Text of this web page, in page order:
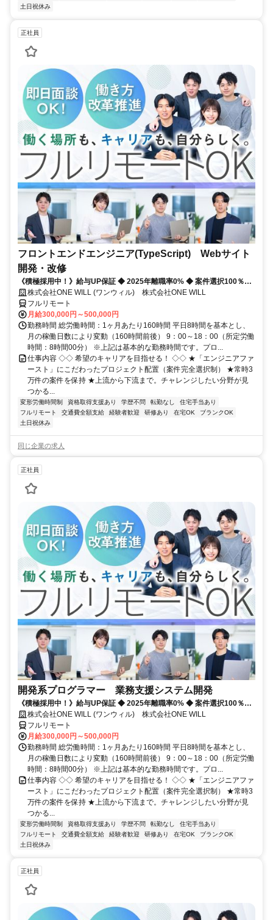
土日祝休み
正社員
フロントエンドエンジニア(TypeScript) Webサイト
開発・改修
《積極採用中！》給与UP保証 ◆ 2025年離職率0% ◆ 案件選択100％！
◆ 平均残業7時間！
株式会社ONE WILL (ワンウィル) 株式会社ONE WILL
フルリモート
月給300,000円～500,000円
勤務時間 総労働時間：1ヶ月あたり160時間 平日8時間を基本とし、
月の稼働日数により変動（160時間前後） 9：00～18：00（所定労働
時間：8時間00分） ※上記は基本的な勤務時間です。プロ...
仕事内容 ◇◇ 希望のキャリアを目指せる！ ◇◇ ★「エンジニアファ
ースト」にこだわったプロジェクト配置（案件完全選択制） ★常時3
万件の案件を保持 ★上流から下流まで。チャレンジしたい分野が見
つかる...
変形労働時間制 資格取得支援あり 学歴不問 転勤なし
住宅手当あり
フルリモート
交通費全額支給 経験者歓迎 研修あり 在宅OK
ブランクOK
土日祝休み
同じ企業の求人
正社員
開発系プログラマー 業務支援システム開発
《積極採用中！》給与UP保証 ◆ 2025年離職率0% ◆ 案件選択100％！
◆ 平均残業7時間！
株式会社ONE WILL (ワンウィル) 株式会社ONE WILL
フルリモート
月給300,000円～500,000円
勤務時間 総労働時間：1ヶ月あたり160時間 平日8時間を基本とし、
月の稼働日数により変動（160時間前後） 9：00～18：00（所定労働
時間：8時間00分） ※上記は基本的な勤務時間です。プロ...
仕事内容 ◇◇ 希望のキャリアを目指せる！ ◇◇ ★「エンジニアファ
ースト」にこだわったプロジェクト配置（案件完全選択制） ★常時3
万件の案件を保持 ★上流から下流まで。チャレンジしたい分野が見
つかる...
変形労働時間制 資格取得支援あり 学歴不問 転勤なし
住宅手当あり
フルリモート
交通費全額支給 経験者歓迎 研修あり 在宅OK
ブランクOK
土日祝休み
正社員